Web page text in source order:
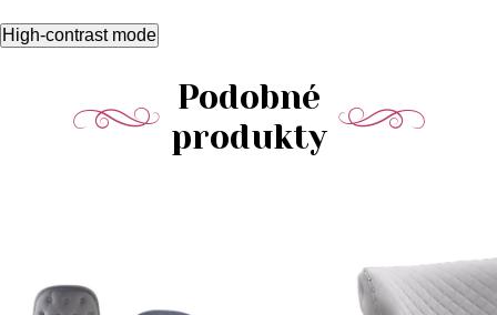
High-contrast mode
Podobné
produkty